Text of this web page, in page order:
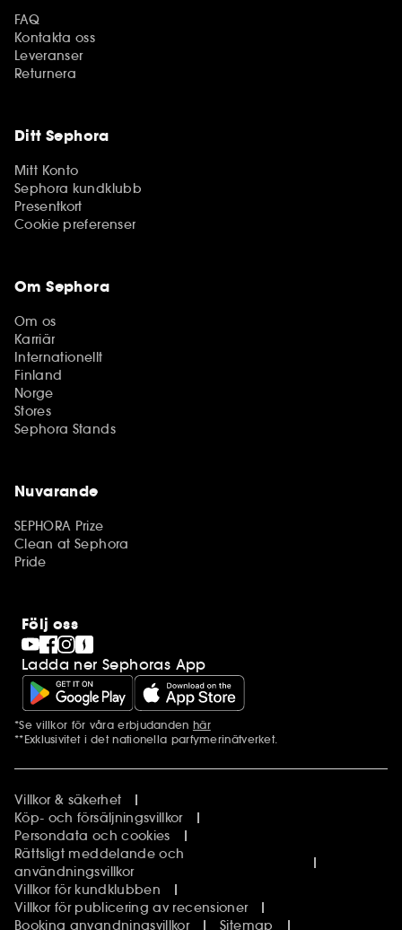
FAQ
Kontakta oss
Leveranser
Returnera
Ditt Sephora
Mitt Konto
Sephora kundklubb
Presentkort
Cookie preferenser
Om Sephora
Om os
Karriär
Internationellt
Finland
Norge
Stores
Sephora Stands
Nuvarande
SEPHORA Prize
Clean at Sephora
Pride
Följ oss
Ladda ner Sephoras App
Ytterligare information
*Se villkor för våra erbjudanden här
**Exklusivitet i det nationella parfymerinätverket.
Villkor & säkerhet
Köp- och försäljningsvillkor
Persondata och cookies
Rättsligt meddelande och
användningsvillkor
Villkor för kundklubben
Villkor för publicering av recensioner
Booking anvandningsvillkor
Sitemap